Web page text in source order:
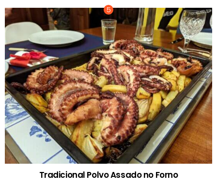
Tradicional Polvo Assado no Forno